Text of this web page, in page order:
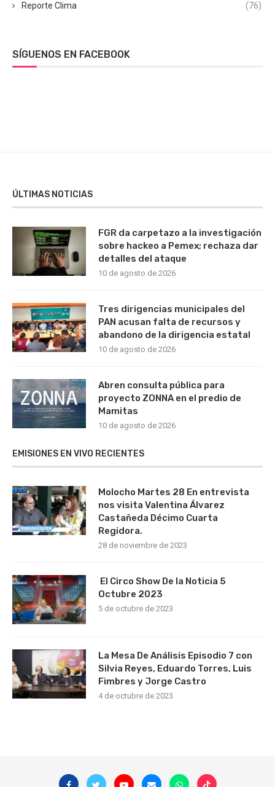
Reporte Clima (76)
SÍGUENOS EN FACEBOOK
ÚLTIMAS NOTICIAS
FGR da carpetazo a la investigación
sobre hackeo a Pemex; rechaza dar
detalles del ataque
10 de agosto de 2026
Tres dirigencias municipales del
PAN acusan falta de recursos y
abandono de la dirigencia estatal
10 de agosto de 2026
Abren consulta pública para
proyecto ZONNA en el predio de
Mamitas
10 de agosto de 2026
EMISIONES EN VIVO RECIENTES
Molocho Martes 28 En entrevista
nos visita Valentina Álvarez
Castañeda Décimo Cuarta
Regidora.
28 de noviembre de 2023
El Circo Show De la Noticia 5
Octubre 2023
5 de octubre de 2023
La Mesa De Análisis Episodio 7 con
Silvia Reyes, Eduardo Torres, Luis
Fimbres y Jorge Castro
4 de octubre de 2023